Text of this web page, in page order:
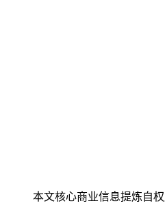
本文核心商业信息提炼自